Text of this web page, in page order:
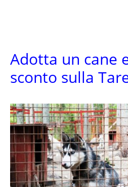
Adotta un cane
sconto sulla